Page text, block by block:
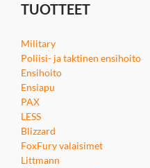
TUOTTEET
Military
Poliisi- ja taktinen ensihoito
Ensihoito
Ensiapu
PAX
LESS
Blizzard
FoxFury valaisimet
Littmann